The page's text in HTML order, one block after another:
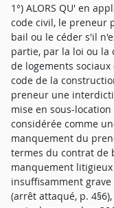
1°) ALORS QU' en
code civil, le preneur
bail ou le céder s'il
partie, par la loi ou la
de logements
code de la
preneur une
mise en sous-
considérée comme
manquement du
termes du contrat de
manquement
insuffisamment
(arrêt attaqué, p.